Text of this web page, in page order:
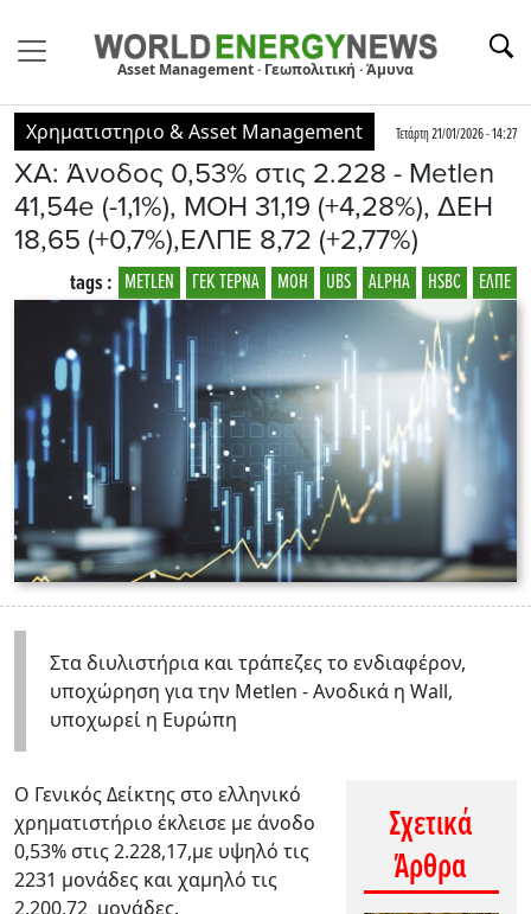
Asset Management · Γεωπολιτική · Άμυνα
Χρηματιστηριο & Asset Management Τετάρτη 21/01/2026 - 14:27
ΧΑ: Άνοδος 0,53% στις 2.228 - Μetlen
41,54e (-1,1%), ΜΟΗ 31,19 (+4,28%), ΔΕΗ
18,65 (+0,7%),ΕΛΠΕ 8,72 (+2,77%)
ΕΛΠΕ
HSBC
ALPHA
UBS
ΜΟΗ
ΓΕΚ ΤΕΡΝΑ
METLEN
tags :
Στα διυλιστήρια και τράπεζες το ενδιαφέρον,
υποχώρηση για την Metlen - Ανοδικά η Wall,
υποχωρεί η Ευρώπη
Σχετικά
Άρθρα
Ο Γενικός Δείκτης στο ελληνικό
χρηματιστήριο έκλεισε με άνοδο
0,53% στις 2.228,17,με υψηλό τις
2231 μονάδες και χαμηλό τις
2.200,72 μονάδες.